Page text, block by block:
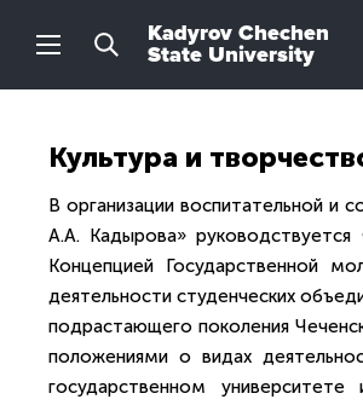
Kadyrov Chechen
State University
Культура и
В организации воспитательной и
А.А. Кадырова»
Концепцией Государственной
деятельности студенческих
подрастающего поколения
положениями о видах
государственном